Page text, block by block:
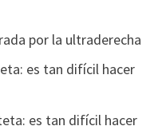
por la ultraderecha
es tan difícil hacer
es tan difícil hacer